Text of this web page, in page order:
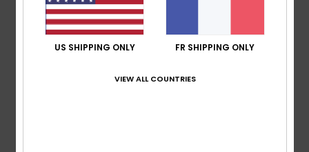
5.0
100% de nos clients recommandent ce produit
US SHIPPING ONLY FR SHIPPING ONLY
VIEW ALL COUNTRIES